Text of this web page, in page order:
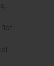
îlot